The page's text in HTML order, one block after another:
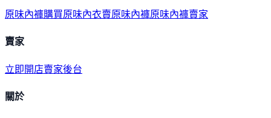
原味內褲購買原味內衣賣原味內褲原味內褲賣家
賣家
立即開店賣家後台
關於